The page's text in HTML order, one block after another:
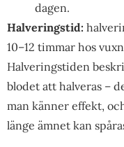
dagen.
Halveringstid:
10–12 timmar hos
Halveringstiden
blodet att halveras –
man känner effekt,
länge ämnet kan